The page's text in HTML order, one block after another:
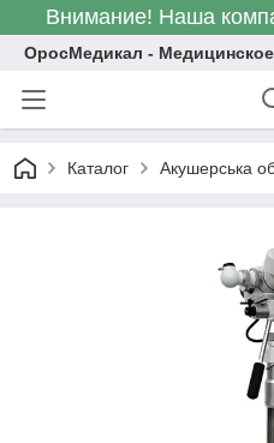
Внимание! Наша
ОросМедикал -
Каталог Акушерська